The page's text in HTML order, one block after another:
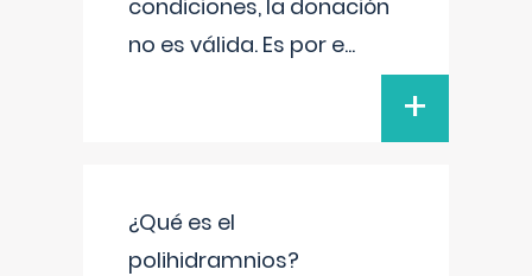
condiciones, la donación
no es válida. Es por e...
+
¿Qué es el
polihidramnios?